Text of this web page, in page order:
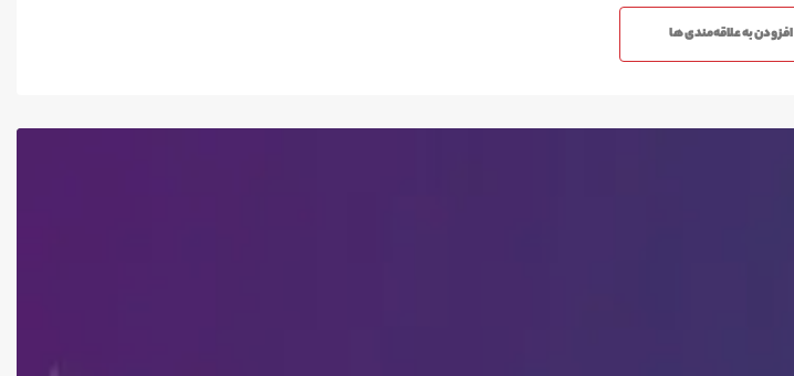
افزودن به علاقه‌مندی ها